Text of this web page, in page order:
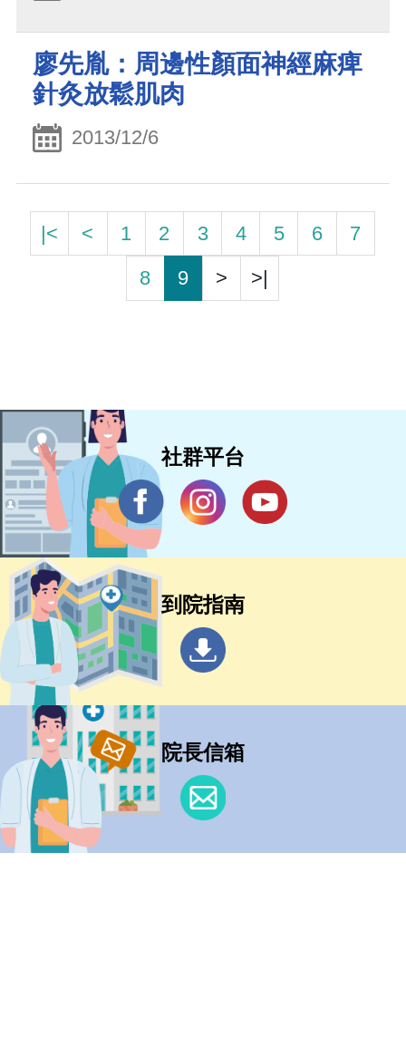
廖先胤：周邊性顏面神經麻痺
針灸放鬆肌肉
2013/12/6
|< < 1 2 3 4 5 6
7
8
9 > >|
社群平台
到院指南
院長信箱